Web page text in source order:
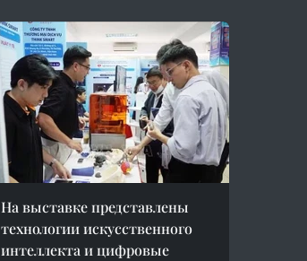
На выставке представлены
технологии искусственного
интеллекта и цифровые